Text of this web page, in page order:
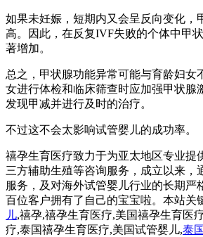
如果未妊娠，短期内又会呈反向变化，
高。因此，在反复IVF失败的个体中甲
著增加。
总之，甲状腺功能异常可能与育龄妇女
女进行体检和临床筛查时应加强甲状腺
发现甲减并进行及时的治疗。
不过这不会太影响试管婴儿的成功率。
禧孕生育医疗致力于为亚太地区专业提
三方辅助生殖等咨询服务，成立以来，
服务，及对海外试管婴儿行业的长期严
百位客户拥有了自己的宝宝啦。本站关
儿,禧孕,禧孕生育医疗,美国禧孕生育医
疗,泰国禧孕生育医疗,美国试管婴儿,泰